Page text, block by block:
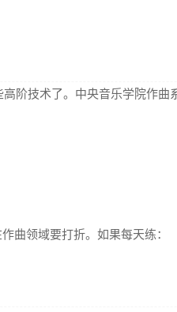
高阶技术了。中央音乐学院作
曲领域要打折。如果每天练：